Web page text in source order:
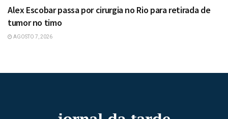
Alex Escobar passa por cirurgia no Rio para retirada de
tumor no timo
AGOSTO 7, 2026